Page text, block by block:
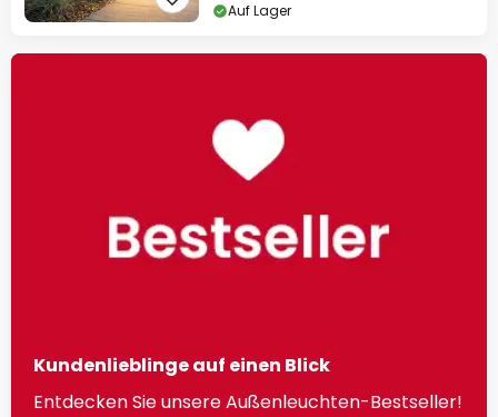
Auf Lager
Kundenlieblinge auf einen Blick
Entdecken Sie unsere Außenleuchten-Bestseller!